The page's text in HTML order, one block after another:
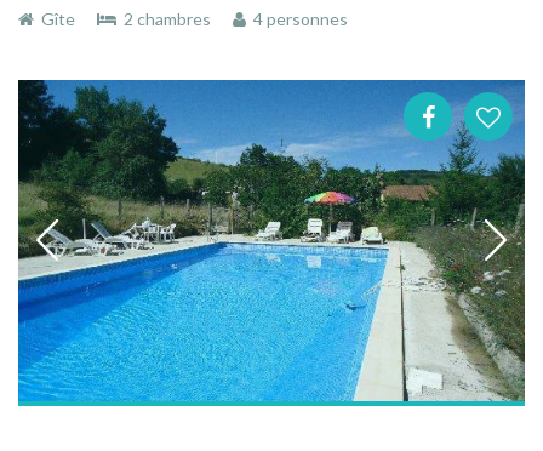
Gîte 2 chambres 4 personnes